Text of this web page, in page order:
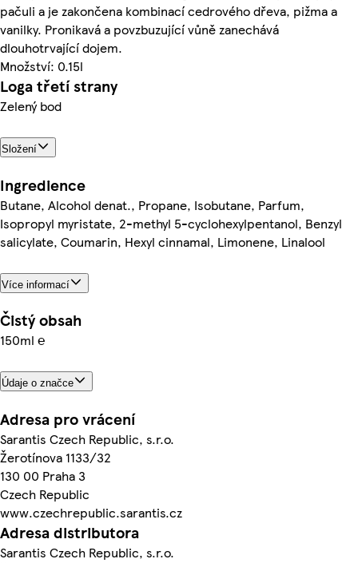
pačuli a je zakončena kombinací cedrového dřeva, pižma a
vanilky. Pronikavá a povzbuzující vůně zanechává
dlouhotrvající dojem.
Množství: 0.15l
Loga třetí strany
Zelený bod
Složení
Ingredience
Butane, Alcohol denat., Propane, Isobutane, Parfum,
Isopropyl myristate, 2-methyl 5-cyclohexylpentanol, Benzyl
salicylate, Coumarin, Hexyl cinnamal, Limonene, Linalool
Více informací
Čistý obsah
150ml ℮
Údaje o značce
Adresa pro vrácení
Sarantis Czech Republic, s.r.o.
Žerotínova 1133/32
130 00 Praha 3
Czech Republic
www.czechrepublic.sarantis.cz
Adresa distributora
Sarantis Czech Republic, s.r.o.